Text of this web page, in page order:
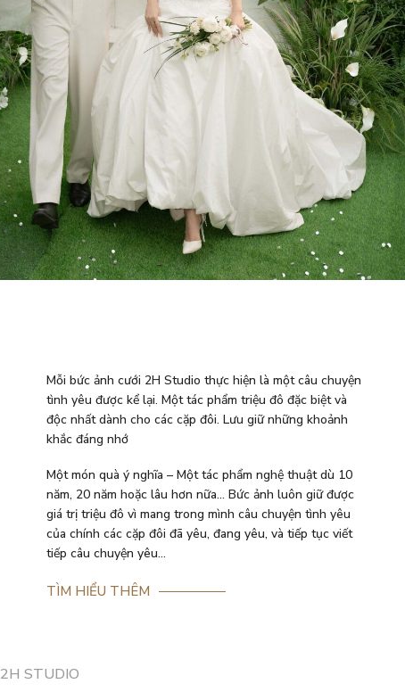
Mỗi bức ảnh cưới 2H Studio thực hiện là một câu chuyện
tình yêu được kể lại. Một tác phẩm triệu đô đặc biệt và
độc nhất dành cho các cặp đôi. Lưu giữ những khoảnh
khắc đáng nhớ
Một món quà ý nghĩa – Một tác phẩm nghệ thuật dù 10
năm, 20 năm hoặc lâu hơn nữa… Bức ảnh luôn giữ được
giá trị triệu đô vì mang trong mình câu chuyện tình yêu
của chính các cặp đôi đã yêu, đang yêu, và tiếp tục viết
tiếp câu chuyện yêu…
TÌM HIỂU THÊM
2H STUDIO